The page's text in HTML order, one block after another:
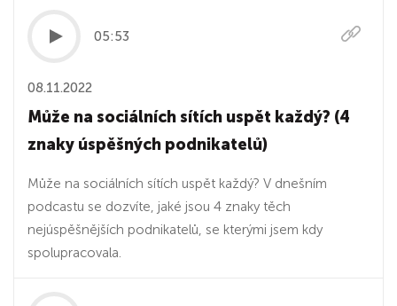
05:53
08.11.2022
Může na sociálních sítích uspět každý? (4
znaky úspěšných podnikatelů)
Může na sociálních sítích uspět každý? V dnešním
podcastu se dozvíte, jaké jsou 4 znaky těch
nejúspěšnějších podnikatelů, se kterými jsem kdy
spolupracovala.